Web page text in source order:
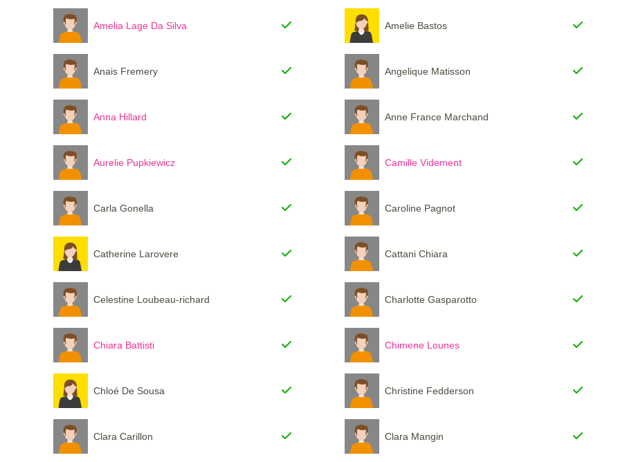
Amelia Lage Da Silva Amelie Bastos
Anais Fremery Angelique Matisson
Anna Hillard Anne France Marchand
Aurelie Pupkiewicz Camille Videment
Carla Gonella Caroline Pagnot
Catherine Larovere Cattani Chiara
Celestine Loubeau-richard Charlotte Gasparotto
Chiara Battisti Chimene Lounes
Chloé De Sousa Christine Fedderson
Clara Carillon Clara Mangin